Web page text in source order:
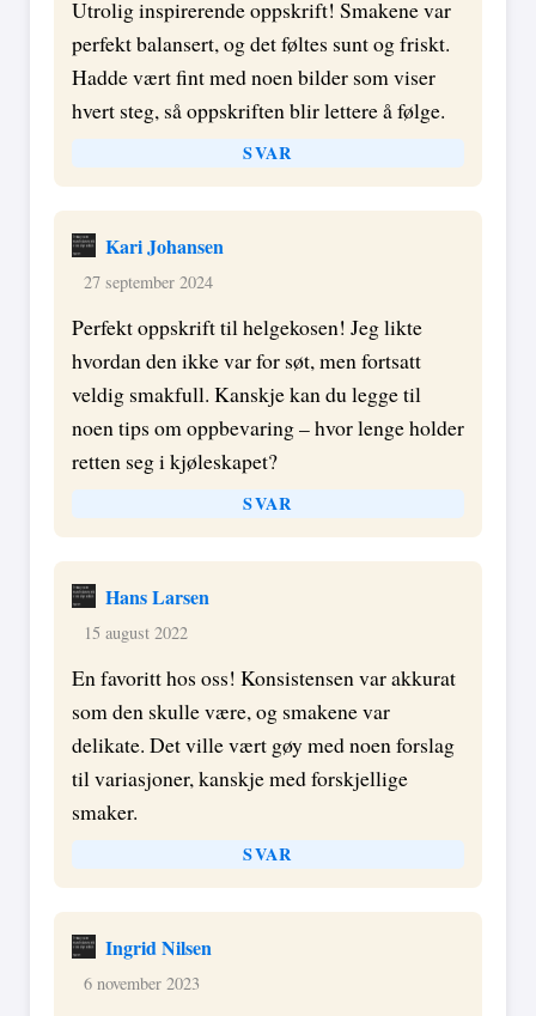
Utrolig inspirerende oppskrift! Smakene var
perfekt balansert, og det føltes sunt og friskt.
Hadde vært fint med noen bilder som viser
hvert steg, så oppskriften blir lettere å følge.
SVAR
Kari Johansen
27 september 2024
Perfekt oppskrift til helgekosen! Jeg likte
hvordan den ikke var for søt, men fortsatt
veldig smakfull. Kanskje kan du legge til
noen tips om oppbevaring – hvor lenge holder
retten seg i kjøleskapet?
SVAR
Hans Larsen
15 august 2022
En favoritt hos oss! Konsistensen var akkurat
som den skulle være, og smakene var
delikate. Det ville vært gøy med noen forslag
til variasjoner, kanskje med forskjellige
smaker.
SVAR
Ingrid Nilsen
6 november 2023